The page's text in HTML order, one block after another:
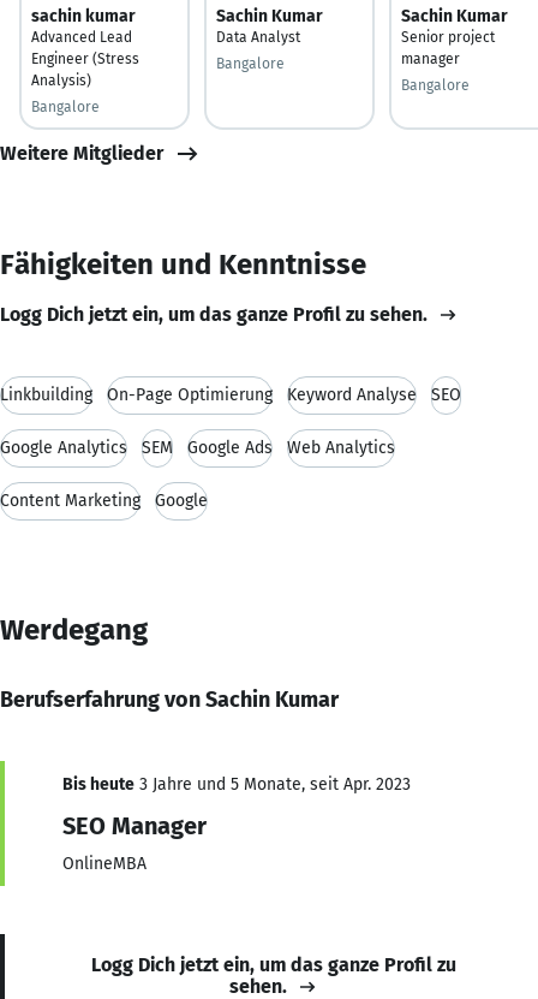
sachin kumar
Advanced Lead
Engineer (Stress
Analysis)
Bangalore
Sachin Kumar
Data Analyst
Bangalore
Sachin Kumar
Senior project
manager
Bangalore
Weitere Mitglieder
Fähigkeiten und Kenntnisse
Logg Dich jetzt ein, um das ganze Profil zu sehen.
Linkbuilding On-Page Optimierung Keyword Analyse SEO
Google Analytics SEM Google Ads Web Analytics
Content Marketing Google
Werdegang
Berufserfahrung von Sachin Kumar
Bis heute 3 Jahre und 5 Monate, seit Apr. 2023
SEO Manager
OnlineMBA
Logg Dich jetzt ein, um das ganze Profil zu
sehen.